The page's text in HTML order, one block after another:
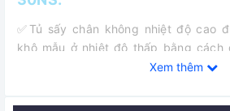
✅Tủ sấy chân không nhiệt độ cao
khô mẫu ở nhiệt độ thấp bằng cách
được sử dụng trong các phòng thí
trùng mẫu.
Xem thêm